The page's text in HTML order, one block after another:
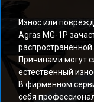
Износ или
Agras MG-1P
Причинами могут
естественный
В фирменном
себя